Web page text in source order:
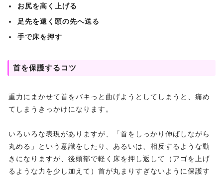
お尻を高く上げる
足先を遠く頭の先へ送る
手で床を押す
首を保護するコツ
重力にまかせて首をバキっと曲げようとしてしまうと、痛め
てしまうきっかけになります。
いろいろな表現がありますが、「首をしっかり伸ばしながら
丸める」という意識をしたり、あるいは、相反するような動
きになりますが、後頭部で軽く床を押し返して（アゴを上げ
るような力を少し加えて）首が丸まりすぎないように保護す